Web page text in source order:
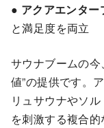
● アクアエンター
と満足度を両立
サウナブームの
値”の提供です。
リュサウナやソ
を刺激する複合